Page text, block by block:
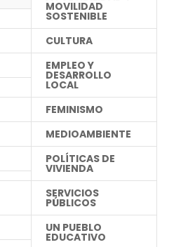
MOVILIDAD
SOSTENIBLE
CULTURA
EMPLEO Y
DESARROLLO
LOCAL
FEMINISMO
MEDIOAMBIENTE
POLÍTICAS DE
VIVIENDA
SERVICIOS
PÚBLICOS
UN PUEBLO
EDUCATIVO